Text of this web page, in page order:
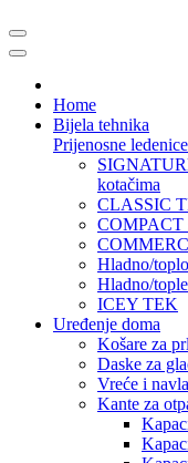
Home
Bijela tehnika
Prijenosne
kotačima
CLASSIC
COMPACT
Hladno/
Hladno/
ICEY TEK
Uređenje doma
Košare za
Daske za
Vreće i
Kante za